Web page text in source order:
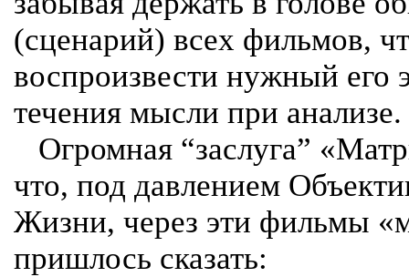
(сценарий) всех фильмов,
воспроизвести нужный его
течения мысли при анализе.
Огромная “заслуга”
что, под давлением
Жизни, через эти фильмы
пришлось сказать: